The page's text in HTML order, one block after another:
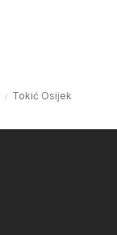
Tokić Osijek